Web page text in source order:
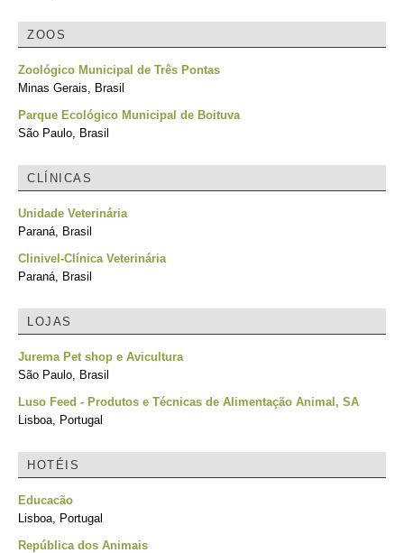
ZOOS
Zoológico Municipal de Três Pontas
Minas Gerais, Brasil
Parque Ecológico Municipal de Boituva
São Paulo, Brasil
CLÍNICAS
Unidade Veterinária
Paraná, Brasil
Clinivel-Clínica Veterinária
Paraná, Brasil
LOJAS
Jurema Pet shop e Avicultura
São Paulo, Brasil
Luso Feed - Produtos e Técnicas de Alimentação Animal, SA
Lisboa, Portugal
HOTÉIS
Educacão
Lisboa, Portugal
República dos Animais